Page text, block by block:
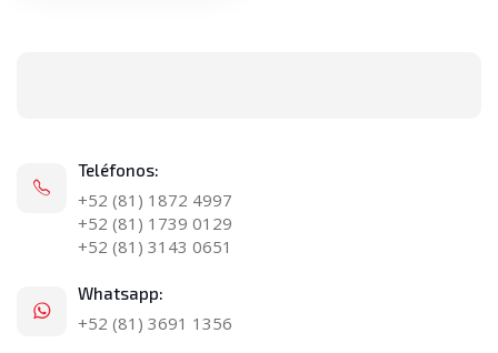
Teléfonos:
+52 (81) 1872 4997
+52 (81) 1739 0129
+52 (81) 3143 0651
Whatsapp:
+52 (81) 3691 1356